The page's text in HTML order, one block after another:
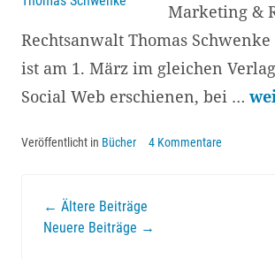
Marketing &
Rechtsanwalt Thomas
ist am 1. März im gleichen
Social Web erschienen, bei …
Veröffentlicht in Bücher 4 Kommentare
Beitrags-
← Ältere Beiträge
Neuere Beiträge →